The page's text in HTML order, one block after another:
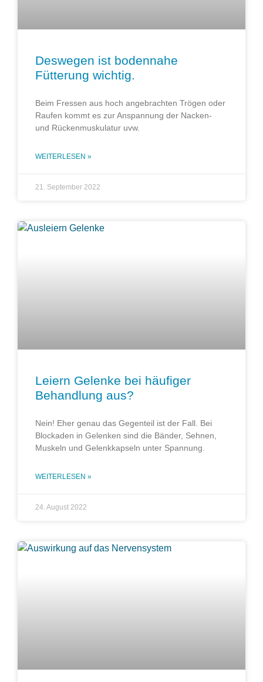
Deswegen ist bodennahe
Fütterung wichtig.
Beim Fressen aus hoch angebrachten Trögen oder
Raufen kommt es zur Anspannung der Nacken-
und Rückenmuskulatur uvw.
WEITERLESEN »
21. September 2022
Leiern Gelenke bei häufiger
Behandlung aus?
Nein! Eher genau das Gegenteil ist der Fall. Bei
Blockaden in Gelenken sind die Bänder, Sehnen,
Muskeln und Gelenkkapseln unter Spannung.
WEITERLESEN »
24. August 2022